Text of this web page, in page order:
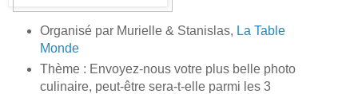
Organisé par Murielle & Stanislas, La Table
Monde
Thème : Envoyez-nous votre plus belle photo
culinaire, peut-être sera-t-elle parmi les 3